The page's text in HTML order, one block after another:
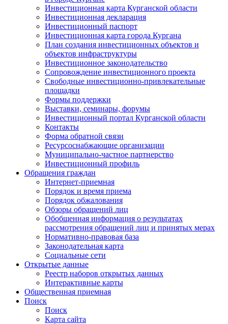
Инвестиционная карта Курганской области
Инвестиционная декларация
Инвестиционный паспорт
Инвестиционная карта города Кургана
План создания инвестиционных объектов и
объектов инфраструктуры
Инвестиционное законодательство
Сопровождение инвестиционного проекта
Свободные инвестиционно-привлекательные
площадки
Формы поддержки
Выставки, семинары, форумы
Инвестиционный портал Курганской области
Контакты
Форма обратной связи
Ресурсоснабжающие организации
Муниципально-частное партнерство
Инвестиционный профиль
Обращения граждан
Интернет-приемная
Порядок и время приема
Порядок обжалования
Обзоры обращений лиц
Обобщенная информация о результатах
рассмотрения обращений лиц и принятых мерах
Нормативно-правовая база
Законодательная карта
Социальные сети
Открытые данные
Реестр наборов открытых данных
Интерактивные карты
Общественная приемная
Поиск
Поиск
Карта сайта